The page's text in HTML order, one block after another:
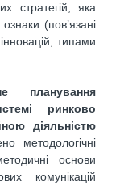
стратегій, яка
(пов’язані
типами
планування
ринково
діяльністю
методологічні
основи
комунікацій